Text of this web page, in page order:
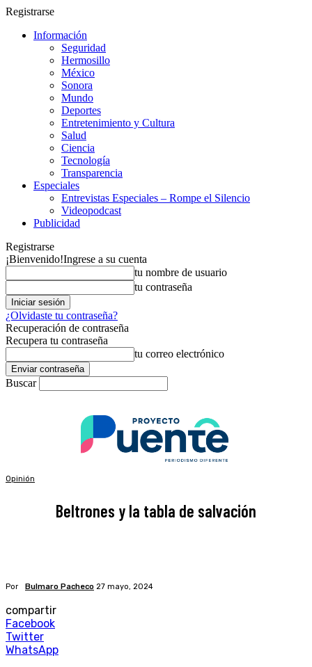
Registrarse
Información
Seguridad
Hermosillo
México
Sonora
Mundo
Deportes
Entretenimiento y Cultura
Salud
Ciencia
Tecnología
Transparencia
Especiales
Entrevistas Especiales – Rompe el Silencio
Videopodcast
Publicidad
Registrarse
¡Bienvenido!Ingrese a su cuenta
tu nombre de usuario
tu contraseña
¿Olvidaste tu contraseña?
Recuperación de contraseña
Recupera tu contraseña
tu correo electrónico
Buscar
Opinión
Beltrones y la tabla de salvación
Por Bulmaro Pacheco 27 mayo, 2024
compartir
Facebook
Twitter
WhatsApp